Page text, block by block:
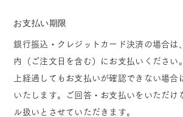
お支払い期限
銀行振込・クレジットカード決済の場合は
内（ご注文日を含む）にお支払いください
上経過してもお支払いが確認できない場合
いたします。ご回答・お支払いをいただけ
ル扱いとさせていただきます。